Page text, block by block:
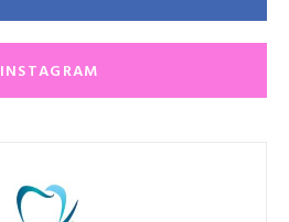
INSTAGRAM